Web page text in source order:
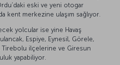
eski ve yeni otogar
kent merkezine ulaşım sağlıyor.
yolcular ise yine Havaş
Espiye, Eynesil, Görele,
Tirebolu ilçelerine ve Giresun
yapabiliyor.